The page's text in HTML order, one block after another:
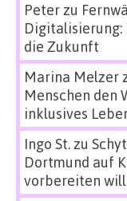
Peterzu
Digitalisierung:
die Zukunft
Marina Melzer
Menschen den
inklusives
Ingo St.zu
Dortmund auf
vorbereiten will